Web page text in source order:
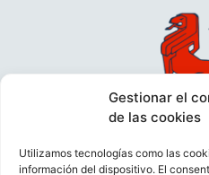
Gestionar el
de las cookies
Utilizamos tecnologías como las
información del dispositivo. El